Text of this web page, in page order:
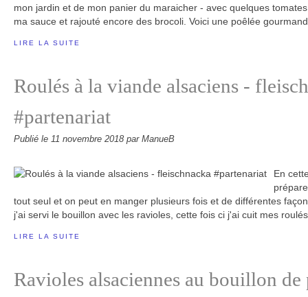
mon jardin et de mon panier du maraicher - avec quelques
ma sauce et rajouté encore des brocoli. Voici une poêlée
LIRE LA SUITE
Roulés à la viande alsaciens -
#partenariat
Publié le 11 novembre 2018 par ManueB
En
tout seul et on peut en manger plusieurs fois et de différentes
j'ai servi le bouillon avec les ravioles, cette fois ci j'ai cuit mes
LIRE LA SUITE
Ravioles alsaciennes au bouillon de